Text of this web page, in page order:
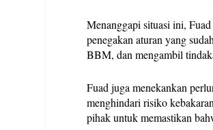
Menanggapi situasi ini,
penegakan aturan yang
BBM, dan mengambil
Fuad juga menekankan
menghindari risiko
pihak untuk memastikan